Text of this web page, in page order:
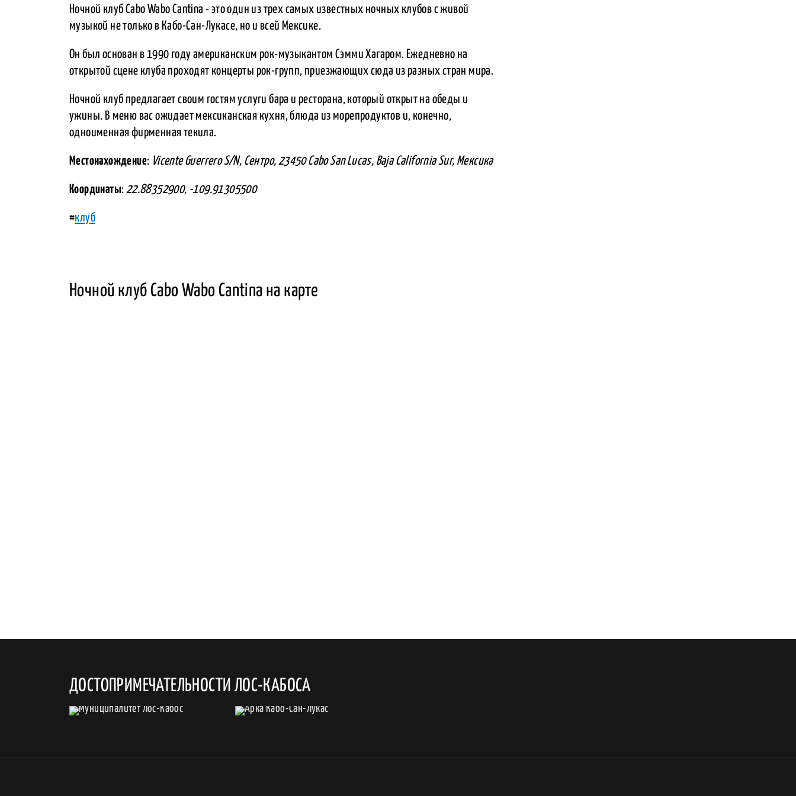
Ночной клуб Cabo Wabo Cantina - это один из трех самых известных ночных клубов с живой
музыкой не только в Кабо-Сан-Лукасе, но и всей Мексике.
Он был основан в 1990 году американским рок-музыкантом Сэмми Хагаром. Ежедневно на
открытой сцене клуба проходят концерты рок-групп, приезжающих сюда из разных стран мира.
Ночной клуб предлагает своим гостям услуги бара и ресторана, который открыт на обеды и
ужины. В меню вас ожидает мексиканская кухня, блюда из морепродуктов и, конечно,
одноименная фирменная текила.
Местонахождение: Vicente Guerrero S/N, Сентро, 23450 Cabo San Lucas, Baja California Sur, Мексика
Координаты: 22.88352900, -109.91305500
#клуб
Ночной клуб Cabo Wabo Cantina на карте
ДОСТОПРИМЕЧАТЕЛЬНОСТИ ЛОС-КАБОСА